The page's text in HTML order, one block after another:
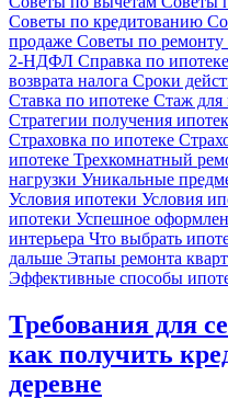
Советы по кредитованию
продаже Советы по ремонту
2-НДФЛ Справка по ипотеке
возврата налога Сроки
Ставка по ипотеке Стаж для
Стратегии получения
Страховка по ипотеке
ипотеке Трехкомнатный
нагрузки Уникальные
Условия ипотеки Условия
ипотеки Успешное
интерьера Что выбрать
дальше Этапы ремонта
Эффективные способы
Требования для
как получить
деревне